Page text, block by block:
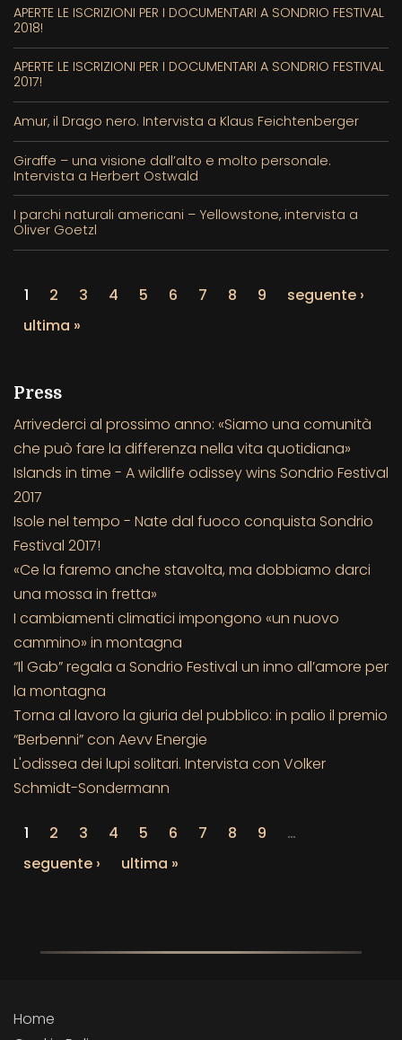
APERTE LE ISCRIZIONI PER I DOCUMENTARI A SONDRIO FESTIVAL
2018!
APERTE LE ISCRIZIONI PER I DOCUMENTARI A SONDRIO FESTIVAL
2017!
Amur, il Drago nero. Intervista a Klaus Feichtenberger
Giraffe – una visione dall’alto e molto personale.
Intervista a Herbert Ostwald
I parchi naturali americani – Yellowstone, intervista a
Oliver Goetzl
1 2 3 4 5 6 7 8 9
seguente ›
ultima »
Press
Arrivederci al prossimo anno: «Siamo una comunità
che può fare la differenza nella vita quotidiana»
Islands in time - A wildlife odissey wins Sondrio Festival
2017
Isole nel tempo - Nate dal fuoco conquista Sondrio
Festival 2017!
«Ce la faremo anche stavolta, ma dobbiamo darci
una mossa in fretta»
I cambiamenti climatici impongono «un nuovo
cammino» in montagna
“Il Gab” regala a Sondrio Festival un inno all’amore per
la montagna
Torna al lavoro la giuria del pubblico: in palio il premio
“Berbenni” con Aevv Energie
L'odissea dei lupi solitari. Intervista con Volker
Schmidt-Sondermann
1 2 3 4 5 6 7 8 9
…
seguente ›
ultima »
Home